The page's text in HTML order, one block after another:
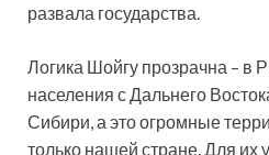
развала государства.
Логика Шойгу прозрачна – в
населения с Дальнего
Сибири, а это огромные
только нашей стране. Для